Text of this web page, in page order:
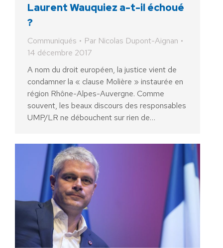
Laurent Wauquiez a-t-il échoué
?
Communiqués Par Nicolas Dupont-Aignan
14 décembre 2017
A nom du droit européen, la justice vient de
condamner la « clause Molière » instaurée en
région Rhône-Alpes-Auvergne. Comme
souvent, les beaux discours des responsables
UMP/LR ne débouchent sur rien de…